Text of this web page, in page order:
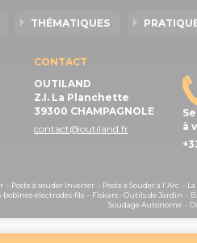
THÉMATIQUES
CONTACT
OUTILAND
Z.I. La Planchette
39300 CHAMPAGNOLE
contact@outiland.fr
à
- Poste à souder Inverter- Poste à Souder à l'Arc -
bobines-electrodes-fils - Fiskars - Outils de Jardin -
Soudage Autonome-